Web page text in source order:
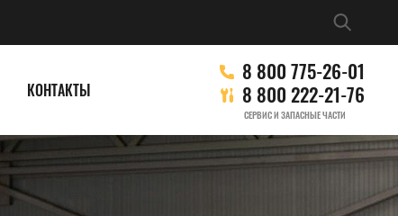
КОНТАКТЫ
8 800 775-26-01
8 800 222-21-76
СЕРВИС И ЗАПАСНЫЕ ЧАСТИ